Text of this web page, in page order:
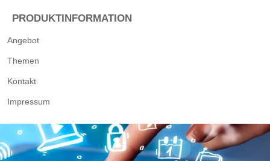
PRODUKTINFORMATION
Angebot
Themen
Kontakt
Impressum